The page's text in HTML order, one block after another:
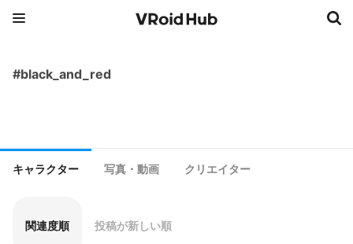
#black_and_red
キャラクター 写真・動画 クリエイター
関連度順 投稿が新しい順